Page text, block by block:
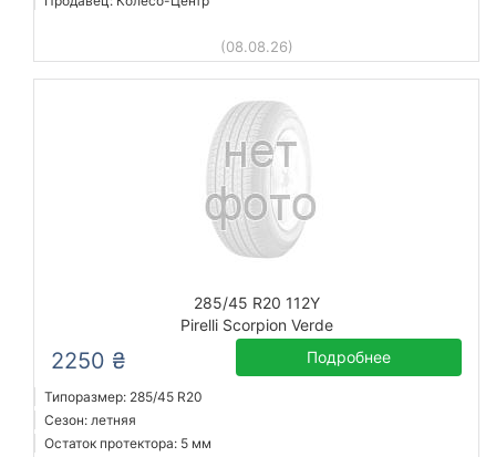
(08.08.26)
285/45 R20 112Y
Pirelli Scorpion Verde
2250 ₴ Подробнее
Типоразмер: 285/45 R20
Сезон: летняя
Остаток протектора: 5 мм